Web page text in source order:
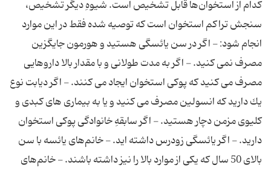
كدام‌ از استخوان‌ها قابل‌ تشخیص‌ است. شیوهِ دیگر تشخیص،
سنجش‌ تراكم‌ استخوان‌ است‌ كه‌ توصیه ‌شده‌ فقط‌ در این‌ موارد
انجام‌ شود: - اگر در سن‌ یائسگی‌ هستید و هورمون‌ جایگزین‌
مصرف‌ نمی ‌كنید. - اگر به‌ مدت‌ طولانی‌ و با مقدار بالا داروهایی‌
مصرف‌ می ‌كنید كه‌ پوكی‌ استخوان‌ ایجاد می ‌كنند. - اگر دیابت‌ نوع‌
یك‌ دارید كه‌ انسولین‌ مصرف‌ می‌ كنید و یا به‌ بیماری‌ های‌ كبدی‌ و
كلیوی‌ مزمن‌ دچار هستید. - اگر سابقهِ خانوادگی‌ پوكی‌ استخوان‌
دارید. - اگر یائسگی‌ زودرس‌ داشته‌ اید. - خانم‌های‌ یائسه‌ با سن‌
بالای‌ 50 سال‌ كه‌ یكی‌ از موارد بالا را نیز داشته‌ باشند. - خانم‌های‌